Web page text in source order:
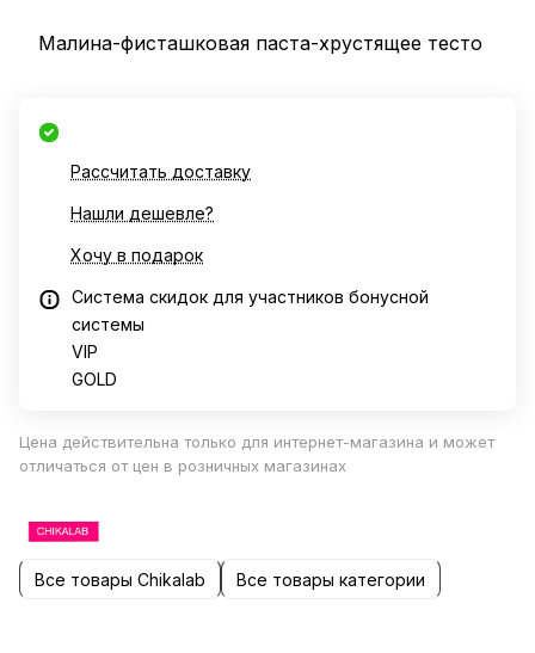
Малина-фисташковая паста-хрустящее тесто
Рассчитать доставку
Нашли дешевле?
Хочу в подарок
Система скидок для участников бонусной
системы
VIP
GOLD
Цена действительна только для интернет-магазина и может
отличаться от цен в розничных магазинах
Все товары Chikalab Все товары категории